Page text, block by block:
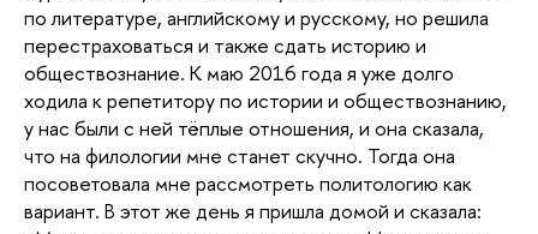
по литературе, английскому и русскому, но решила
перестраховаться и также сдать историю и
обществознание. К маю 2016 года я уже долго
ходила к репетитору по истории и обществознанию,
у нас были с ней тёплые отношения, и она сказала,
что на филологии мне станет скучно. Тогда она
посоветовала мне рассмотреть политологию как
вариант. В этот же день я пришла домой и сказала: